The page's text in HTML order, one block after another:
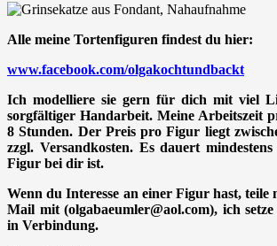
Alle meine Tortenfiguren findest du hier:
www.facebook.com/olgakochtundbackt
Ich modelliere sie gern für dich mit viel
sorgfältiger Handarbeit. Meine Arbeitszeit
8 Stunden. Der Preis pro Figur liegt
zzgl. Versandkosten. Es dauert
Figur bei dir ist.
Wenn du Interesse an einer Figur hast, teile
Mail mit (olgabaeumler@aol.com), ich
in Verbindung.